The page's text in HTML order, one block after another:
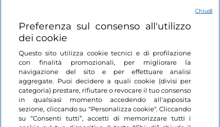
Login
Restiamo in contatto
Preferenza sul consenso all'utilizzo
dei cookie
Questo sito utilizza cookie tecnici e di profilazione
con finalità promozionali, per migliorare la
navigazione del sito e per effettuare analisi
aggregate. Puoi decidere a quali cookie (divisi per
categoria) prestare, rifiutare o revocare il tuo consenso
in qualsiasi momento accedendo all'apposita
sezione, cliccando su "Personalizza cookie". Cliccando
su “Consenti tutti”, accetti di memorizzare tutti i
Chiudi